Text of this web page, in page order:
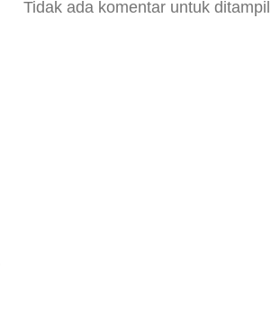
Tidak ada komentar untuk